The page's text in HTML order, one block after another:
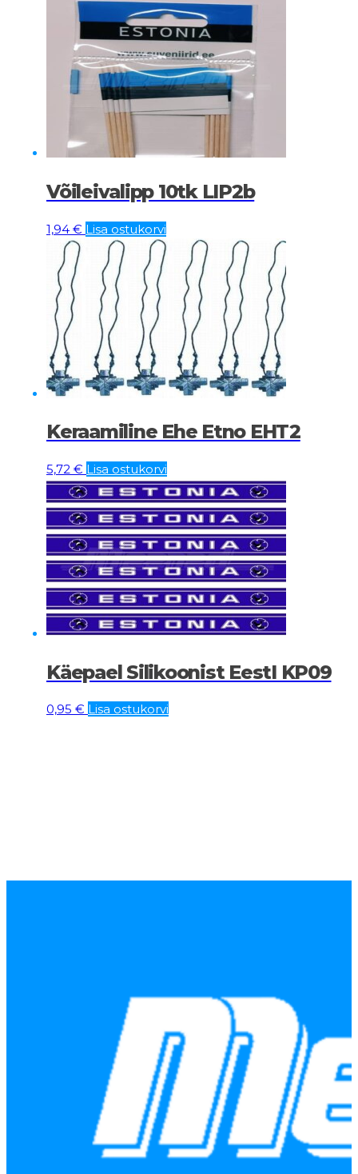
Võileivalipp 10tk LIP2b
1,94 € Lisa ostukorvi
Keraamiline Ehe Etno EHT2
5,72 € Lisa ostukorvi
Käepael Silikoonist EestI KP09
0,95 € Lisa ostukorvi